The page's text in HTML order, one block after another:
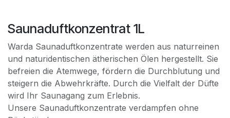
Saunaduftkonzentrat 1L
Warda Saunaduftkonzentrate werden aus naturreinen
und naturidentischen ätherischen Ölen hergestellt. Sie
befreien die Atemwege, fördern die Durchblutung und
steigern die Abwehrkräfte. Durch die Vielfalt der Düfte
wird Ihr Saunagang zum Erlebnis.
Unsere Saunaduftkonzentrate verdampfen ohne